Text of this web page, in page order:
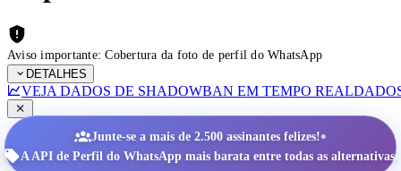
Aviso importante: Cobertura da foto de perfil do WhatsApp
DETALHES
VEJA DADOS DE SHADOWBAN EM TEMPO REAL
Junte-se a mais de 2.500 assinantes felizes!•
A API de Perfil do WhatsApp mais barata entre todas as alternativas.